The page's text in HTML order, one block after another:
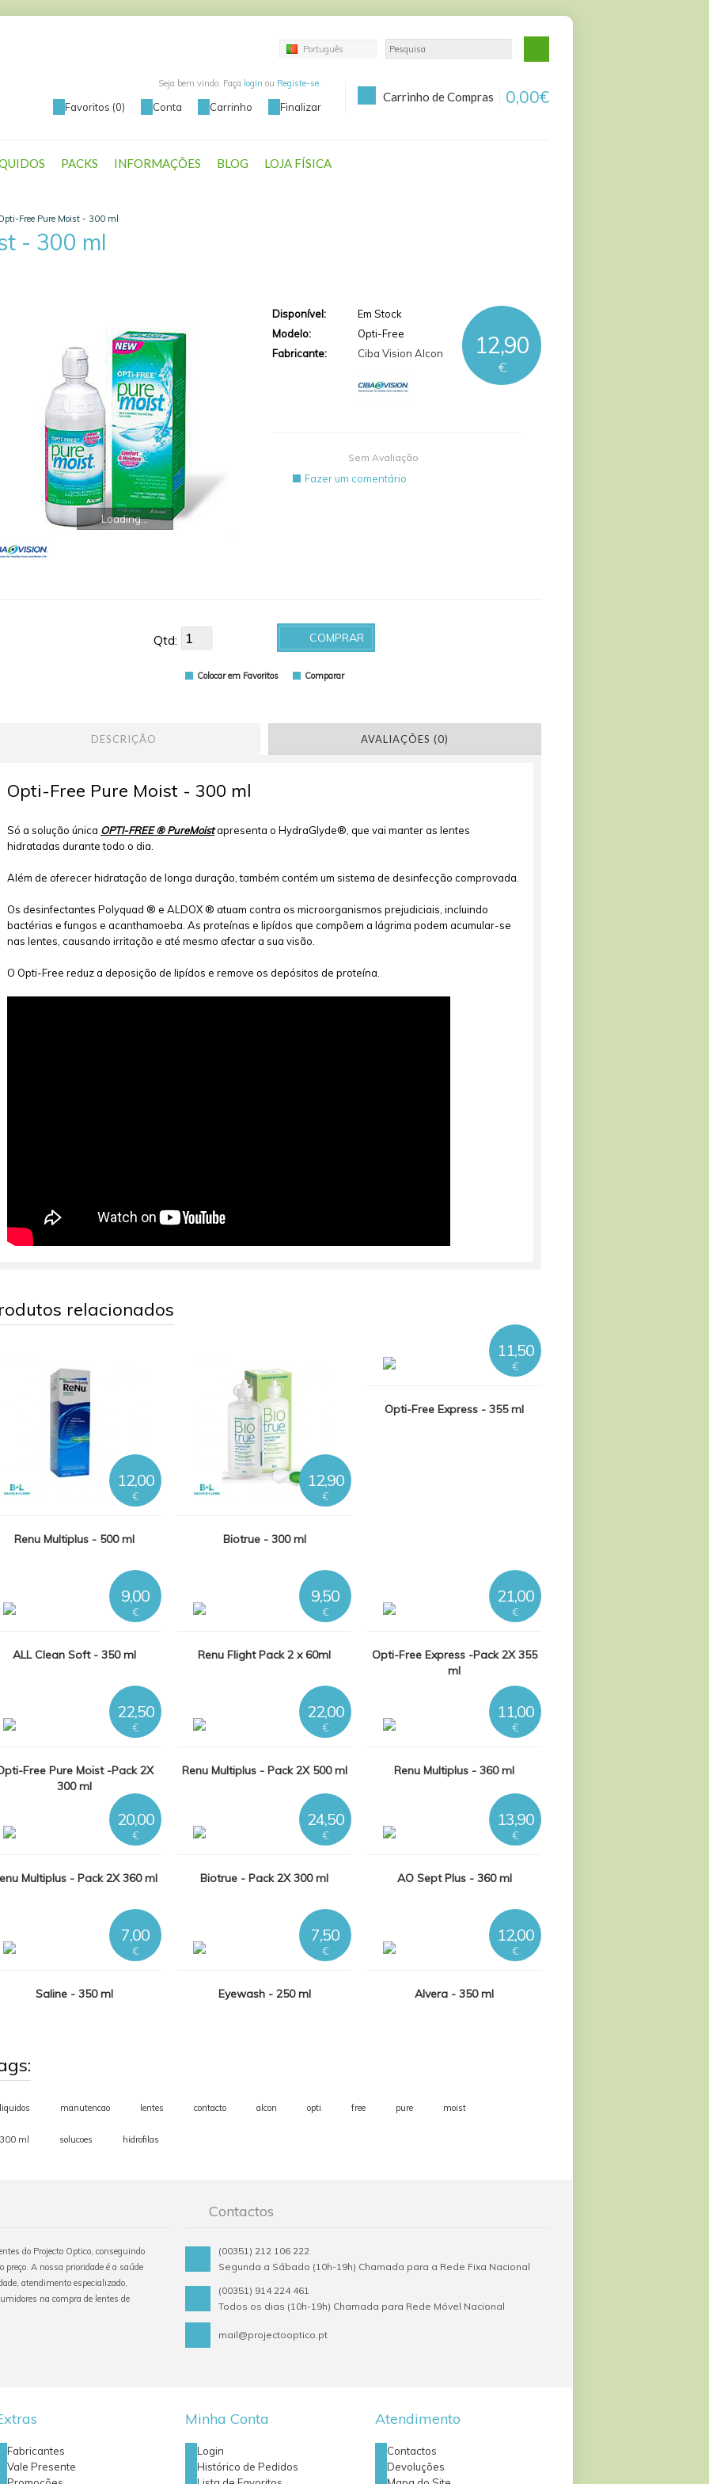
Português
Carrinho de Compras 0,00€
Seja bem vindo. Faça login ou Registe-se.
Favoritos (0) Conta Carrinho Finalizar
PACKS INFORMAÇÕES BLOG LOJA FÍSICA
Free Pure Moist - 300 ml
- 300 ml
Loading...
12,90
€
Disponível:
Em Stock
Modelo:
Opti-Free
Fabricante:
Ciba Vision Alcon
Sem Avaliação
Fazer um comentário
Qtd: COMPRAR
Colocar em Favoritos Comparar
DESCRIÇÃO AVALIAÇÕES (0)
Opti-Free Pure Moist - 300 ml
Só a solução única OPTI-FREE ® PureMoistapresenta o HydraGlyde®, que vai manter as lentes
hidratadas durante todo o dia.
Além de oferecer hidratação de longa duração, também contém um sistema de desinfecção comprovada.
Os desinfectantes Polyquad ® e ALDOX ® atuam contra os microorganismos prejudiciais, incluindo
bactérias e fungos e acanthamoeba. As proteínas e lipídos que compõem a lágrima podem acumular-se
nas lentes, causando irritação e até mesmo afectar a sua visão.
O Opti-Free reduz a deposição de lipídos e remove os depósitos de proteína.
relacionados
Renu Multiplus - 500 ml
12,00
€
Biotrue - 300 ml
12,90
€
Opti-Free Express - 355 ml
11,50
€
ALL Clean Soft - 350 ml
9,00
€
Renu Flight Pack 2 x 60ml
9,50
€
Opti-Free Express -Pack 2X 355
ml
21,00
€
Free Pure Moist -Pack 2X
300 ml
22,50
€
Renu Multiplus - Pack 2X 500 ml
22,00
€
Renu Multiplus - 360 ml
11,00
€
Multiplus - Pack 2X 360 ml
20,00
€
Biotrue - Pack 2X 300 ml
24,50
€
AO Sept Plus - 360 ml
13,90
€
Saline - 350 ml
7,00
€
Eyewash - 250 ml
7,50
€
Alvera - 350 ml
12,00
€
liquidos manutencao lentes contacto alcon opti free pure moist
300 ml solucoes hidrofilas
do Projecto Optico, conseguindo
A nossa prioridade é a saúde
atendimento especializado,
na compra de lentes de
Contactos
(00351) 212 106 222
Segunda a Sábado (10h-19h) Chamada para a Rede Fixa Nacional
(00351) 914 224 461
Todos os dias (10h-19h) Chamada para Rede Móvel Nacional
mail@projectooptico.pt
Fabricantes
Vale Presente
Minha Conta
Login
Histórico de Pedidos
Atendimento
Contactos
Devoluções